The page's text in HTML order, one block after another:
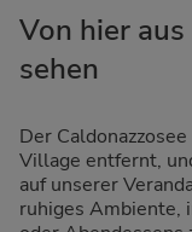
Von hier
sehen
Der
Village entfernt,
auf unserer
ruhiges Ambiente,